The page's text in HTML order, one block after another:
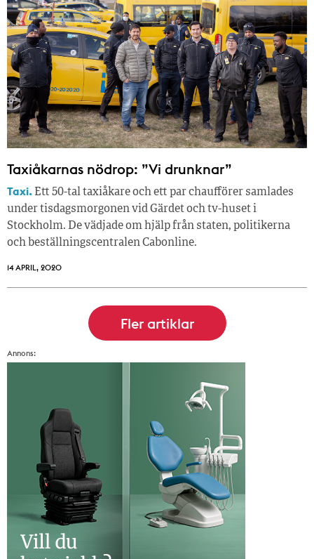
Taxiåkarnas nödrop: ”Vi drunknar”
Taxi. Ett 50-tal taxiåkare och ett par chaufförer samlades
under tisdagsmorgonen vid Gärdet och tv-huset i
Stockholm. De vädjade om hjälp från staten, politikerna
och beställningscentralen Cabonline.
14 APRIL, 2020
Annons: